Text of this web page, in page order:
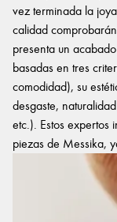
vez terminada la
calidad
presenta un
basadas en tres
comodidad), su
desgaste,
etc.). Estos expertos
piezas de Messika,